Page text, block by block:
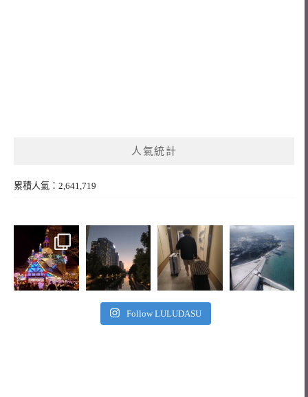
人氣統計
累積人氣：2,641,719
Follow LULUDASU